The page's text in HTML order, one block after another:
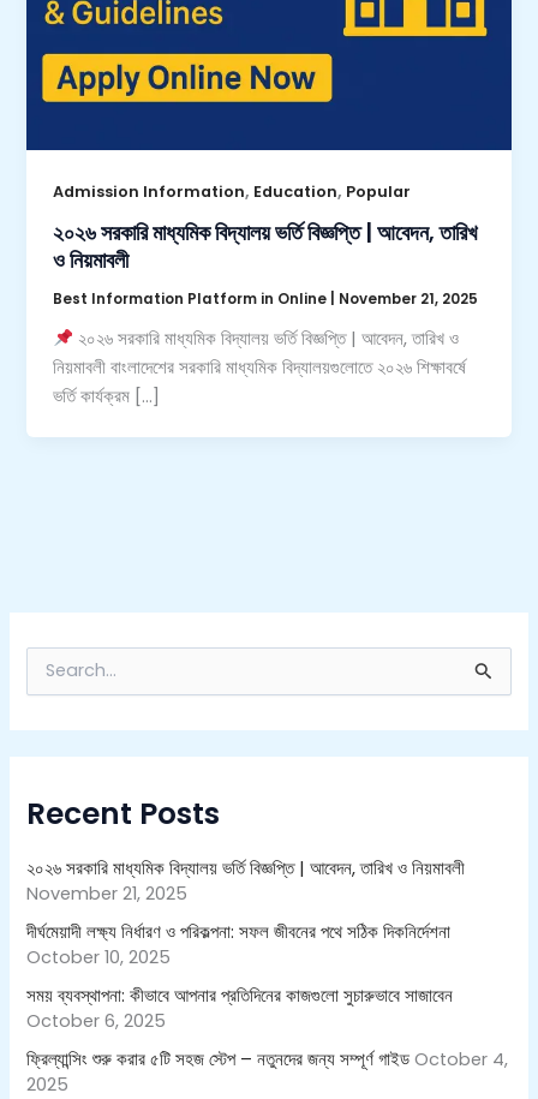
Admission Information, Education, Popular
২০২৬ সরকারি মাধ্যমিক বিদ্যালয় ভর্তি বিজ্ঞপ্তি | আবেদন, তারিখ
ও নিয়মাবলী
Best Information Platform in Online November 21, 2025
২০২৬ সরকারি মাধ্যমিক বিদ্যালয় ভর্তি বিজ্ঞপ্তি | আবেদন, তারিখ ও
নিয়মাবলী বাংলাদেশের সরকারি মাধ্যমিক বিদ্যালয়গুলোতে ২০২৬ শিক্ষাবর্ষে
ভর্তি কার্যক্রম […]
e
f
r
:
Recent Posts
২০২৬ সরকারি মাধ্যমিক বিদ্যালয় ভর্তি বিজ্ঞপ্তি | আবেদন, তারিখ ও নিয়মাবলী
November 21, 2025
দীর্ঘমেয়াদী লক্ষ্য নির্ধারণ ও পরিকল্পনা: সফল জীবনের পথে সঠিক দিকনির্দেশনা
October 10, 2025
সময় ব্যবস্থাপনা: কীভাবে আপনার প্রতিদিনের কাজগুলো সুচারুভাবে সাজাবেন
October 6, 2025
ফ্রিল্যান্সিং শুরু করার ৫টি সহজ স্টেপ – নতুনদের জন্য সম্পূর্ণ গাইড October 4,
2025